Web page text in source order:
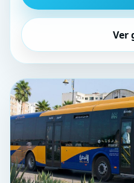
Ver